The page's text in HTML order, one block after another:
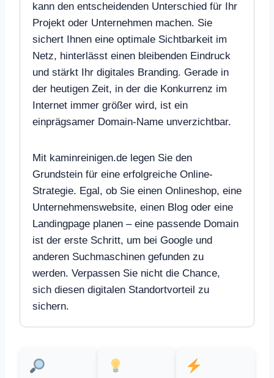
kann den entscheidenden Unterschied für Ihr
Projekt oder Unternehmen machen. Sie
sichert Ihnen eine optimale Sichtbarkeit im
Netz, hinterlässt einen bleibenden Eindruck
und stärkt Ihr digitales Branding. Gerade in
der heutigen Zeit, in der die Konkurrenz im
Internet immer größer wird, ist ein
einprägsamer Domain-Name unverzichtbar.
Mit kaminreinigen.de legen Sie den
Grundstein für eine erfolgreiche Online-
Strategie. Egal, ob Sie einen Onlineshop, eine
Unternehmenswebsite, einen Blog oder eine
Landingpage planen – eine passende Domain
ist der erste Schritt, um bei Google und
anderen Suchmaschinen gefunden zu
werden. Verpassen Sie nicht die Chance,
sich diesen digitalen Standortvorteil zu
sichern.